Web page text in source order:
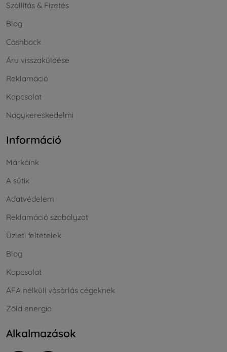
Szállítás & Fizetés
Blog
Cashback
Áru visszaküldése
Reklamáció
Kapcsolat
Nagykereskedelmi
Információ
Márkáink
A sütik
Adatvédelem
Reklamáció szabályzat
Üzleti feltételek
Blog
Kapcsolat
ÁFA nélküli vásárlás cégeknek
Zöld energia
Alkalmazások